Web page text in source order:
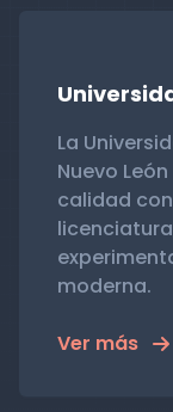
La
Nuevo
calidad
moderna.
Ver más